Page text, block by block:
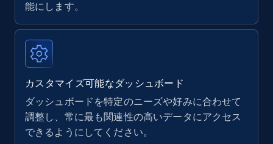
URL, Product name, Product rating, Product
rating object, Product rating max, Rating,
Author name, Asin, and more.
7.4K+ 871+ 今すぐ始める
能にします。
カスタマイズ可能なダッシュボード
ダッシュボードを特定のニーズや好みに合わせて
調整し、常に最も関連性の高いデータにアクセス
できるようにしてください。